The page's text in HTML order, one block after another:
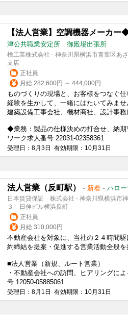
【法人営業】空調機器メーカー
津公共職業安定所 御殿場出張所
檜工業株式会社 - 神奈川県横浜市青葉区
支店
正社員
月給 282,600円 ～ 444,000円
ものづくりの現場と、お客様をつなぐ仕
経験を生かして、一緒にはたいてみませ
建築設備工事会社、機材商社、設計事務
◆業務：製品の仕様決めの打合せ、納
ワーク求人番号 22031-02358361
受理日：8月3日 有効期限：10月31日
法人営業（反町駅） - 新着 - ハロ
日本賃貸保証 株式会社 - 神奈川県横浜市
３ 日伸ビル横浜反町
正社員
月給 310,000円
不動産会社を対象に、当社の２４時間
約締結を提案・促進する営業活動全般を
■法人営業 （新規、ルート営業）
・不動産会社への訪問、ヒアリングに
号 12050-05885061
受理日：8月1日 有効期限：10月31日